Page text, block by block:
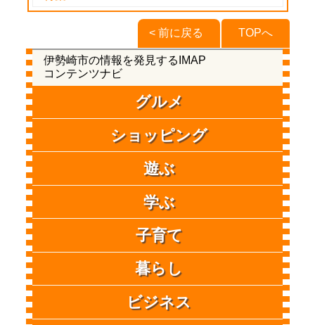
TOPへ
< 前に戻る
伊勢崎市の情報を発見するIMAP
コンテンツナビ
グルメ
ショッピング
遊ぶ
学ぶ
子育て
暮らし
ビジネス